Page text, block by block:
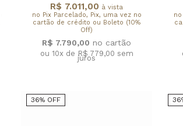
R$ 7.011,00 à vista
no Pix Parcelado, Pix, uma vez no
cartão de crédito ou Boleto (10%
Off)
R$ 7.790,00
ou 10x de R$ 779,00 sem
juros
36% OFF